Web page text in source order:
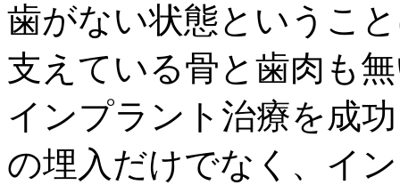
歯がない状態というこ
支えている骨と歯肉も
インプラント治療を成
の埋入だけでなく、イ